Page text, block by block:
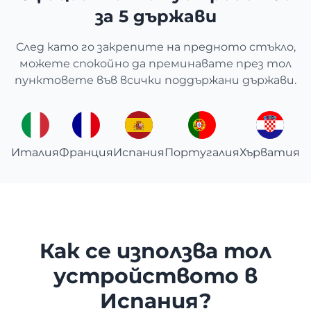
за 5 държави
След като го закрепите на предното стъкло,
можете спокойно да преминавате през тол
пунктовете във всички поддържани държави.
ИталияФранция Испания ПортугалияХърватия
Как се използва тол
устройството в
Испания?